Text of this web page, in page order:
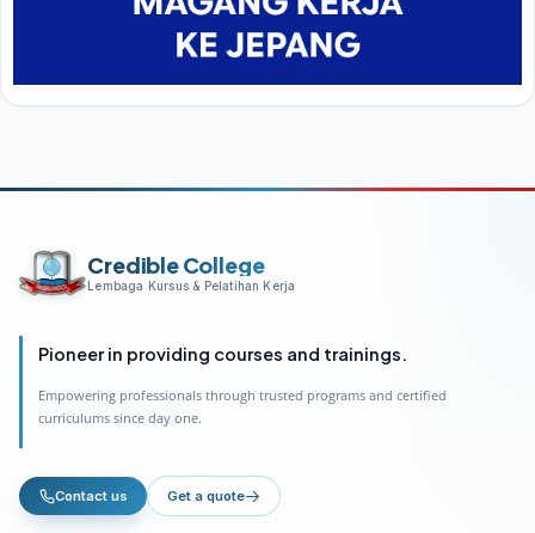
Credible College
Lembaga Kursus & Pelatihan Kerja
Pioneer in providing courses and trainings.
Empowering professionals through trusted programs and certified
curriculums since day one.
Contact us Get a quote